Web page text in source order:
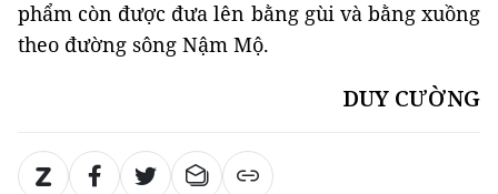
phẩm còn được đưa lên bằng gùi và bằng xuồng
theo đường sông Nậm Mộ.
DUY CƯỜNG